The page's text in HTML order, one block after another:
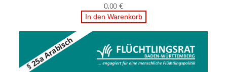
0,00€
In den Warenkorb